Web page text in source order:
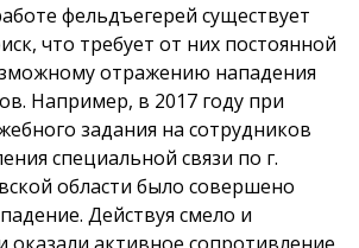
фельдъегерей существует
что требует от них постоянной
отражению нападения
Например, в 2017 году при
задания на сотрудников
специальной связи по г.
области было совершено
Действуя смело и
оказали активное сопротивление